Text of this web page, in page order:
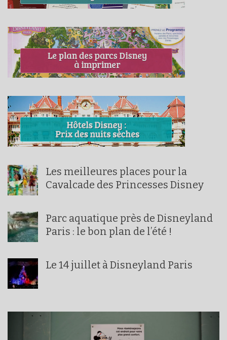
Les meilleures places pour la
Cavalcade des Princesses Disney
Parc aquatique près de Disneyland
Paris : le bon plan de l’été !
Le 14 juillet à Disneyland Paris